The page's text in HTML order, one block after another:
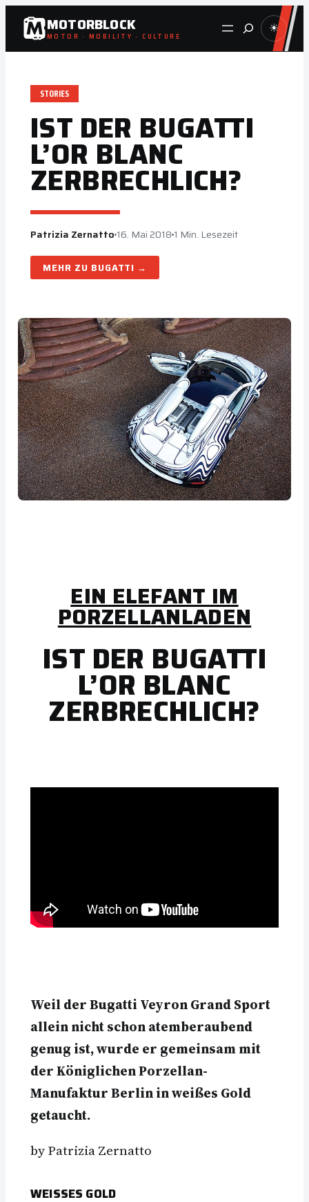
Zum
Inhalt
springen
MOTORBLOCK
MOTOR · MOBILITY · CULTURE Suche ☀
STORIES
IST DER BUGATTI
L’OR BLANC
ZERBRECHLICH?
Patrizia Zernatto 16. Mai 2018 1 Min. Lesezeit
BUGATTI
EIN ELEFANT IM
PORZELLANLADEN
IST DER BUGATTI
L’OR BLANC
ZERBRECHLICH?
Weil der Bugatti Veyron Grand Sport
allein nicht schon atemberaubend
genug ist, wurde er gemeinsam mit
der Königlichen Porzellan-
Manufaktur Berlin in weißes Gold
getaucht.
by Patrizia Zernatto
WEISSES GOLD